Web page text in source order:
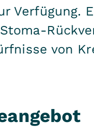
Verfügung.
von